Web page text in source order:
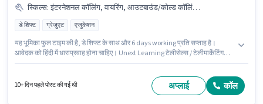
स्किल्स: इंटरनेशनल कॉलिंग, वायरिंग, आउटबाउंड/कोल्ड कॉलिंग, कम्युनिकेशन स्किल, डोमेस्टिक कॉलिंग, लीड जनरेशन
डे शिफ्ट ग्रेजुएट एजुकेशन
यह भूमिका फुल टाइम की है, डे शिफ्ट के साथ और 6 days working प्रति सप्ताह है।
आवेदक को हिंदी में धाराप्रवाह होना चाहिए। Unext Learning टेलीसेल्स / टेलीमार्केटिंग
कॉलिंग, वायरिंग, कम्युनिकेशन स्किल जैसी स्किल्स होनी चाहिए। यह नौकरी इंदिरा नगर,
बैंगलोर में स्थित है। इंश्योरेंस, PF, मेडिकल बेनिफिट्स पद और कंपनी की नीतियों के अनुसार
10+ दिन पहले पोस्ट की गई थी अप्लाई कॉल